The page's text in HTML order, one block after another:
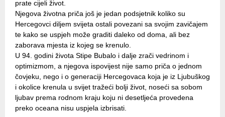
prate cijeli život.
Njegova životna priča još je jedan podsjetnik koliko su
Hercegovci diljem svijeta ostali povezani sa svojim zavičajem
te kako se uspjeh može graditi daleko od doma, ali bez
zaborava mjesta iz kojeg se krenulo.
U 94. godini života Stipe Bubalo i dalje zrači vedrinom i
optimizmom, a njegova ispovijest nije samo priča o jednom
čovjeku, nego i o generaciji Hercegovaca koja je iz Ljubuškog
i okolice krenula u svijet tražeći bolji život, noseći sa sobom
ljubav prema rodnom kraju koju ni desetljeća provedena
preko oceana nisu uspjela izbrisati.